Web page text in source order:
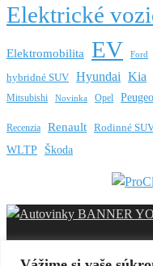
Elektrické
Elektromobilita EV Ford
hybridné SUV Hyundai Kia
Mitsubishi Novinka Opel
Recenzia Renault Rodinné
WLTP Škoda